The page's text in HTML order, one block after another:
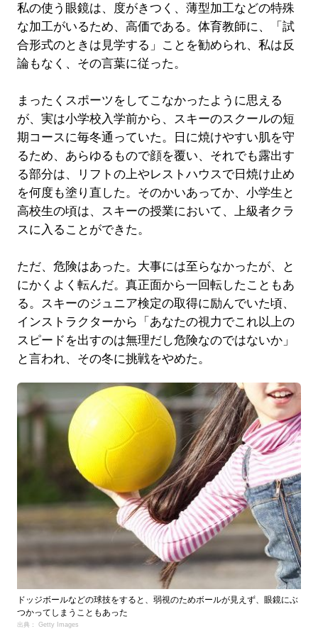
私の使う眼鏡は、度がきつく、薄型加工などの特殊
な加工がいるため、高価である。体育教師に、「試
合形式のときは見学する」ことを勧められ、私は反
論もなく、その言葉に従った。
まったくスポーツをしてこなかったように思える
が、実は小学校入学前から、スキーのスクールの短
期コースに毎冬通っていた。日に焼けやすい肌を守
るため、あらゆるもので顔を覆い、それでも露出す
る部分は、リフトの上やレストハウスで日焼け止め
を何度も塗り直した。そのかいあってか、小学生と
高校生の頃は、スキーの授業において、上級者クラ
スに入ることができた。
ただ、危険はあった。大事には至らなかったが、と
にかくよく転んだ。真正面から一回転したこともあ
る。スキーのジュニア検定の取得に励んでいた頃、
インストラクターから「あなたの視力でこれ以上の
スピードを出すのは無理だし危険なのではないか」
と言われ、その冬に挑戦をやめた。
ドッジボールなどの球技をすると、弱視のためボールが見えず、眼鏡にぶ
つかってしまうこともあった
出典： Getty Images